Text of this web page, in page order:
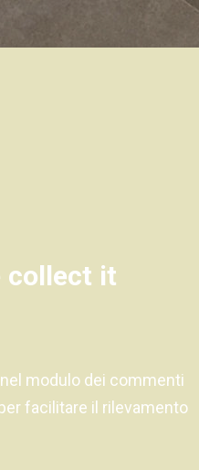
collect it
modulo dei commenti
facilitare il rilevamento